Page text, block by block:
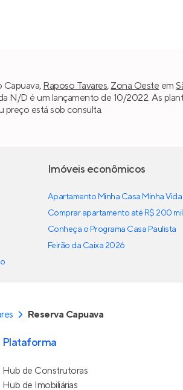
Capuava, Raposo Tavares, Zona Oeste em
N/D é um lançamento de 10/2022. As
preço está sob consulta.
Imóveis econômicos
Apartamento Minha Casa Minha Vida
Comprar apartamento até R$ 200 mil
Conheça o Programa Casa Paulista
Feirão da Caixa 2026
Reserva Capuava
Plataforma
Hub de Construtoras
Hub de Imobiliárias